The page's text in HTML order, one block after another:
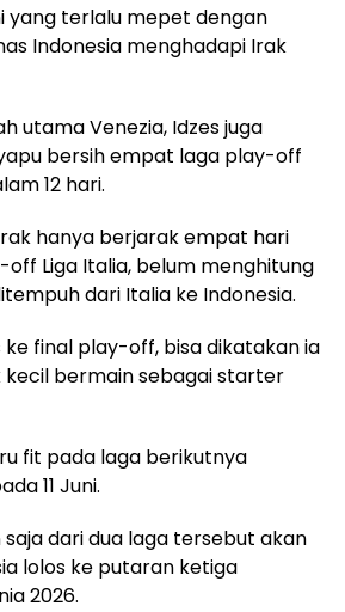
yang terlalu mepet dengan
Indonesia menghadapi Irak
utama Venezia, Idzes juga
bersih empat laga play-off
12 hari.
hanya berjarak empat hari
Liga Italia, belum menghitung
dari Italia ke Indonesia.
ke final play-off, bisa dikatakan ia
bermain sebagai starter
fit pada laga berikutnya
11 Juni.
dari dua laga tersebut akan
lolos ke putaran ketiga
2026.